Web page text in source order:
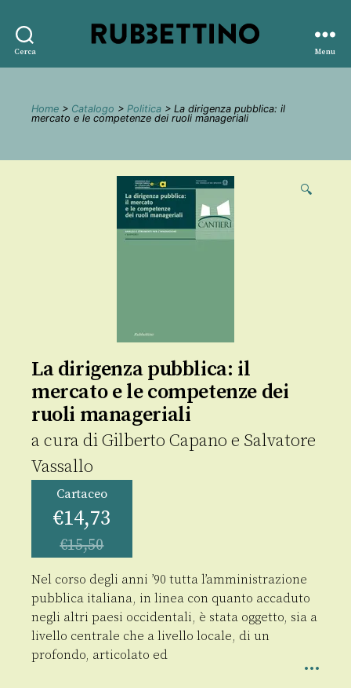
Cerca
editore
Menu
Home > Catalogo > Politica > La dirigenza pubblica: il
mercato e le competenze dei ruoli manageriali
🔍
La dirigenza pubblica: il
mercato e le competenze dei
ruoli manageriali
a cura diGilberto Capano e Salvatore
Vassallo
Cartaceo
€14,73
€15,50
Nel corso degli anni ’90 tutta l’amministrazione
pubblica italiana, in linea con quanto accaduto
negli altri paesi occidentali, è stata oggetto, sia a
livello centrale che a livello locale, di un
profondo, articolato ed